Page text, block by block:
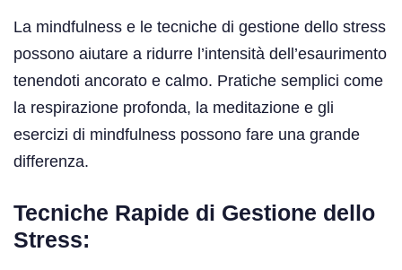
La mindfulness e le tecniche di gestione dello stress
possono aiutare a ridurre l’intensità dell’esaurimento
tenendoti ancorato e calmo. Pratiche semplici come
la respirazione profonda, la meditazione e gli
esercizi di mindfulness possono fare una grande
differenza.
Tecniche Rapide di Gestione dello
Stress: